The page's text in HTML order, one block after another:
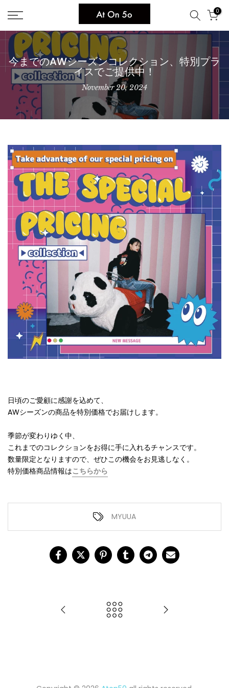
Skip
to
content
0
今までのAWシーズンコレクション、特別プラ
イスでご提供中！
November 20, 2024
日頃のご愛顧に感謝を込めて、
AWシーズンの商品を特別価格でお届けします。
季節が変わりゆく中、
これまでのコレクションをお得に手に入れるチャンスです。
数量限定となりますので、ぜひこの機会をお見逃しなく。
特別価格商品情報はこちらから
MYUUA